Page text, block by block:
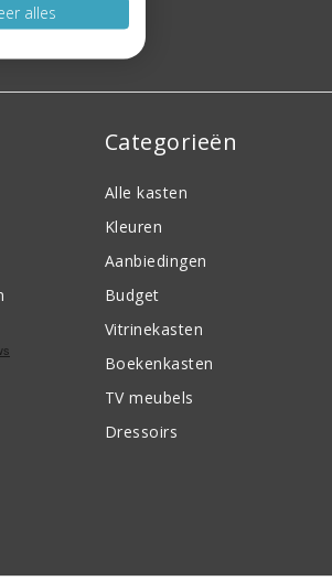
Categorieën
Alle kasten
Kleuren
Aanbiedingen
Budget
Vitrinekasten
Boekenkasten
TV meubels
Dressoirs
alles